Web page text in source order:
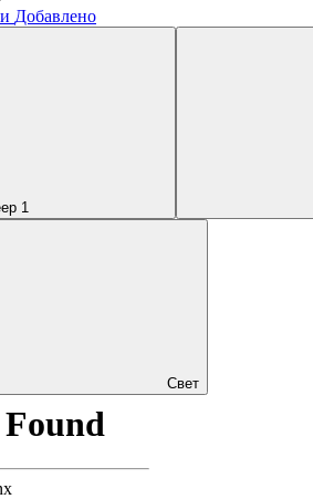
Добавлено
1
Свет